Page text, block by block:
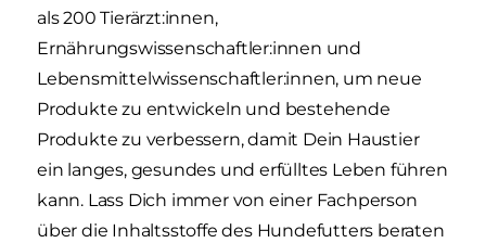
als 200 Tierärzt:innen,
Ernährungswissenschaftler:innen und
Lebensmittelwissenschaftler:innen, um neue
Produkte zu entwickeln und bestehende
Produkte zu verbessern, damit Dein Haustier
ein langes, gesundes und erfülltes Leben führen
kann. Lass Dich immer von einer Fachperson
über die Inhaltsstoffe des Hundefutters beraten